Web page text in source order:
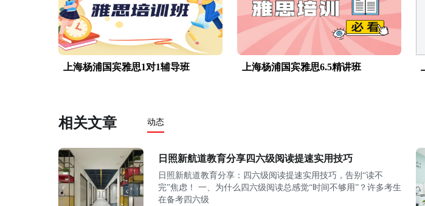
上海杨浦国宾雅思1对1辅导班 上海杨浦国宾雅思6.5精讲班
相关文章 动态
日照新航道教育分享四六级阅读提速实用技巧
日照新航道教育分享：四六级阅读提速实用技巧，告别“读不
完”焦虑！ 一、为什么四六级阅读总感觉“时间不够用”？许多考生
在备考四六级